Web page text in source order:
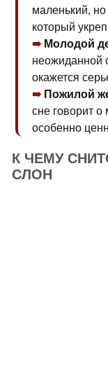
маленький,
который
Молодой
неожиданной
окажется
Пожилой
сне говорит о
особенно
К ЧЕМУ
СЛОН